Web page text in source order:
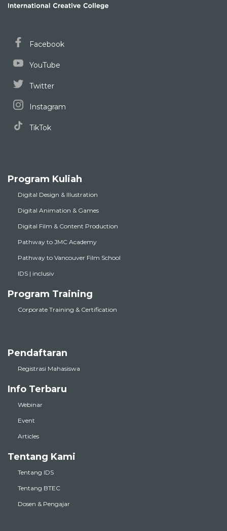
Facebook
YouTube
Twitter
Instagram
TikTok
Program Kuliah
Digital Design & Illustration
Digital Animation & Games
Digital Film & Content Production
Pathway to JMC Academy
Pathway to Vancouver Film School
IDS | inclusiv
Program Training
Corporate Training & Certification
Pendaftaran
Registrasi Mahasiswa
Info Terbaru
Webinar
Event
Articles
Tentang Kami
Tentang IDS
Tentang BTEC
Dosen & Pengajar